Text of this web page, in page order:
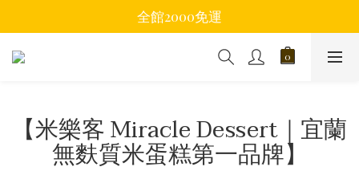
全館2000免運
【米樂客 Miracle Dessert｜宜蘭
無麩質米蛋糕第一品牌】